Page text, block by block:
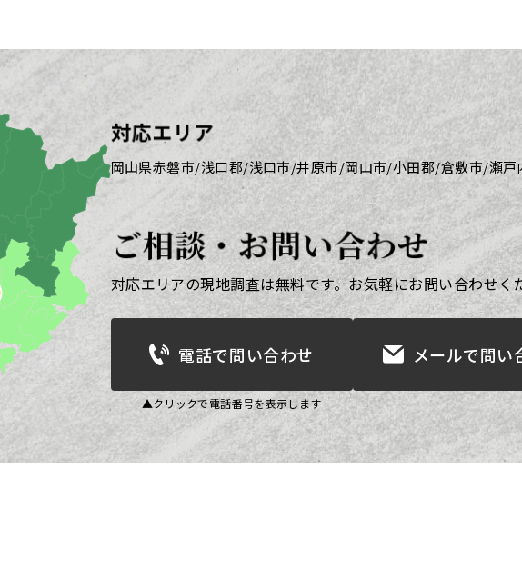
対応エリア
岡山県赤磐市/浅口郡/浅口市/井原市/岡山市/小田郡/倉敷市/瀬
ご相談・お問い合わせ
対応エリアの現地調査は無料です。お気軽にお問い合わせく
電話で問い合わせ
▲クリックで電話番号を表示します
メールで問い